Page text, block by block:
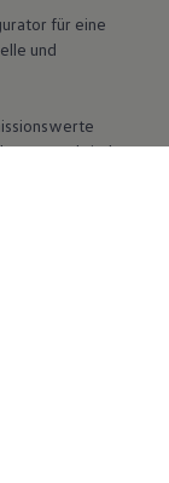
für eine
und
und sind